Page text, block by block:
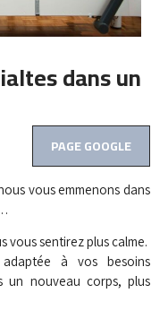
dans un
PAGE GOOGLE
vous emmenons dans
vous sentirez plus calme.
à vos besoins
un nouveau corps, plus